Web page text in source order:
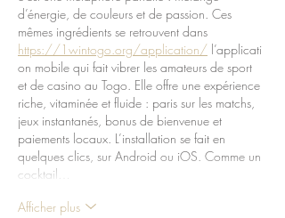
d’énergie, de couleurs et de passion. Ces
mêmes ingrédients se retrouvent dans
https://1wintogo.org/application/ l’applicati
on mobile qui fait vibrer les amateurs de sport
et de casino au Togo. Elle offre une expérience
riche, vitaminée et fluide : paris sur les matchs,
jeux instantanés, bonus de bienvenue et
paiements locaux. L’installation se fait en
quelques clics, sur Android ou iOS. Comme un
cocktail…
Afficher plus